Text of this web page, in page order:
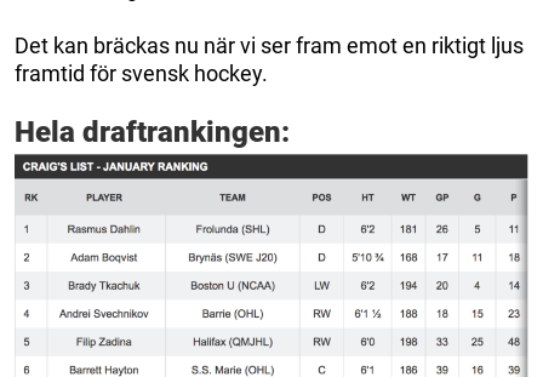
Det kan bräckas nu när vi ser fram emot en riktigt ljus
framtid för svensk hockey.
Hela draftrankingen: